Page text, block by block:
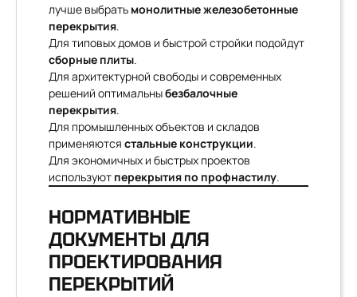
лучше выбрать монолитные железобетонные
перекрытия.
Для типовых домов и быстрой стройки подойдут
сборные плиты.
Для архитектурной свободы и современных
решений оптимальныбезбалочные
перекрытия.
Для промышленных объектов и складов
применяются стальные конструкции.
Для экономичных и быстрых проектов
используют перекрытия по профнастилу.
НОРМАТИВНЫЕ
ДОКУМЕНТЫ ДЛЯ
ПРОЕКТИРОВАНИЯ
ПЕРЕКРЫТИЙ